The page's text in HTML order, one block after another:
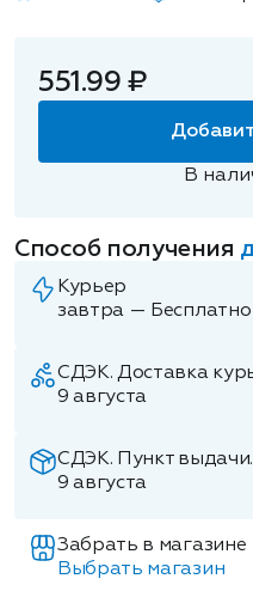
551.99 ₽
В
Способ получения
Курьер
завтра — Бесплатно
СДЭК. Доставка
9 августа
СДЭК. Пункт выдачи.
9 августа
Забрать в магазине
Выбрать магазин